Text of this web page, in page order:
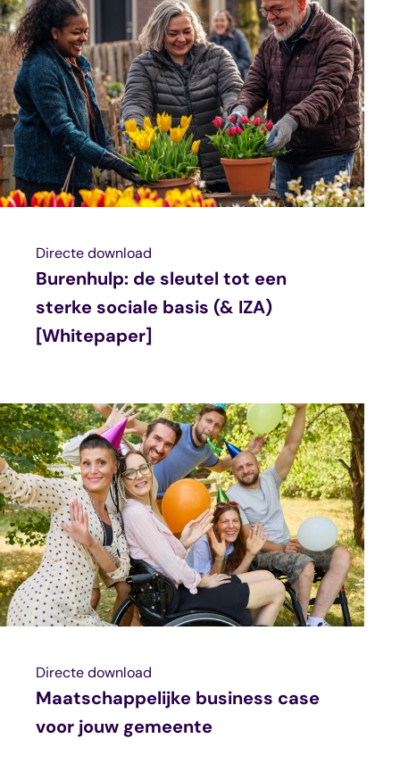
Directe download
Burenhulp: de sleutel tot een
sterke sociale basis (& IZA)
[Whitepaper]
Directe download
Maatschappelijke business case
voor jouw gemeente